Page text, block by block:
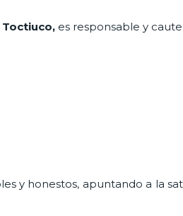
Toctiuco, es responsable y
y honestos, apuntando a la